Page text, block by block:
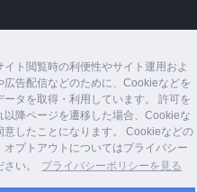
イト閲覧時の利便性やサイト運用およ
広告配信などのために、Cookieなどを
ータを取得・利用しています。 許可を
以降ページを遷移した場合、Cookieな
意したことになります。 Cookieなどの
オプトアウトについてはプライバシー
い。
プライバシーポリシーを見る
PIJIN Co., Ltd. , 2026 All Rights
Reserved.